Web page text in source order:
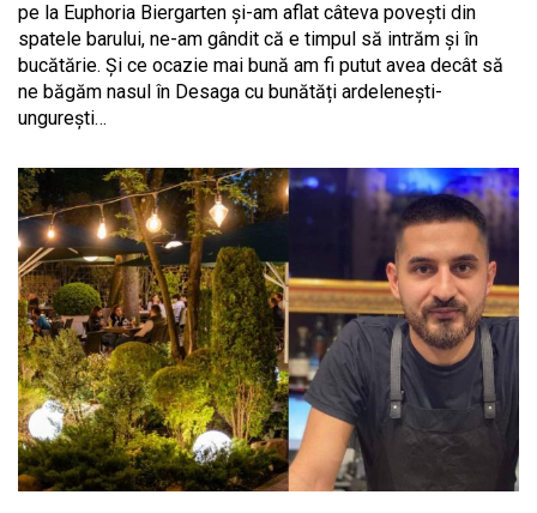
pe la Euphoria Biergarten și-am aflat câteva povești din
spatele barului, ne-am gândit că e timpul să intrăm și în
bucătărie. Și ce ocazie mai bună am fi putut avea decât să
ne băgăm nasul în Desaga cu bunătăți ardelenești-
ungurești…